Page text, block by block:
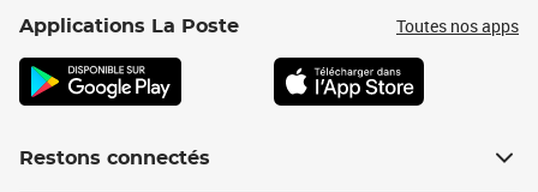
Applications La Poste Toutes nos apps
Restons connectés